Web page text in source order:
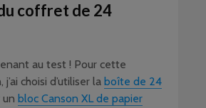
coffret de 24
au test ! Pour cette
choisi d’utiliser la boîte de 24
un bloc Canson XL de papier